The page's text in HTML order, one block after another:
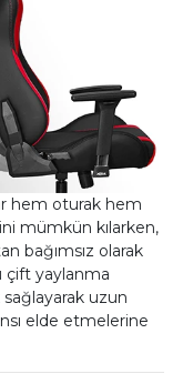
hem oturak hem
mümkün kılarken,
bağımsız olarak
çift yaylanma
uzun
elde etmelerine